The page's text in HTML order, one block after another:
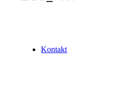
Kontakt